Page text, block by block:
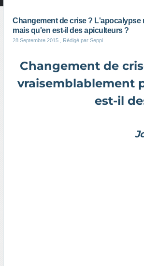
Changement de crise ? L'apocalypse
mais qu'en est-il des apiculteurs ?
28 Septembre 2015 , Rédigé par Seppi
Changement de
vraisemblablement
est-il